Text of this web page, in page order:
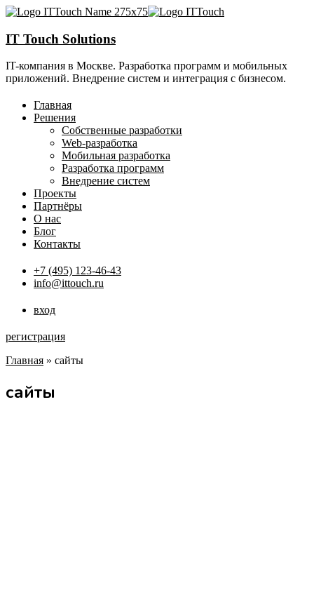
IT Touch Solutions
IT-компания в Москве. Разработка программ и мобильных
приложений. Внедрение систем и интеграция с бизнесом.
Главная
Решения
Собственные разработки
Web-разработка
Мобильная разработка
Разработка программ
Внедрение систем
Проекты
Партнёры
О нас
Блог
Контакты
+7 (495) 123-46-43
info@ittouch.ru
вход
регистрация
Главная » сайты
сайты